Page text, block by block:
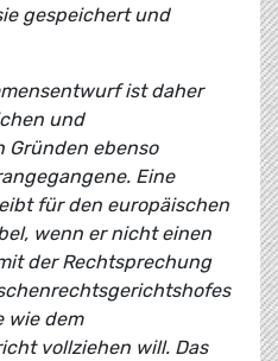
gespeichert und
ist daher
und
Gründen ebenso
Eine
für den europäischen
wenn er nicht einen
der Rechtsprechung
wie dem
vollziehen will. Das